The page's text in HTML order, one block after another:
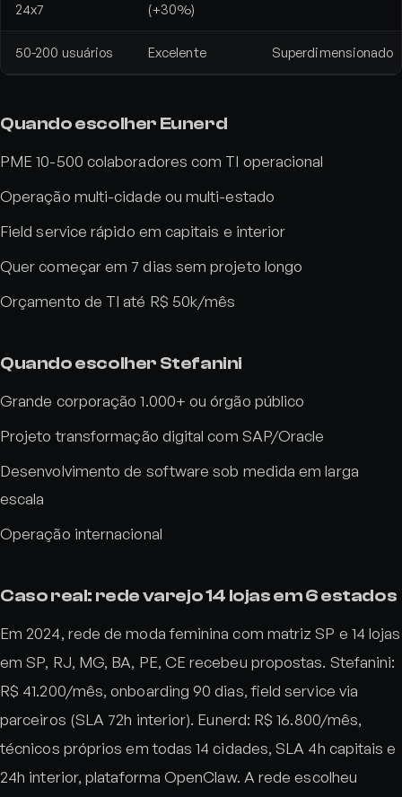
24x7
(+30%)
50-200 usuários Excelente Superdimensionado
Quando escolher Eunerd
PME 10-500 colaboradores com TI operacional
Operação multi-cidade ou multi-estado
Field service rápido em capitais e interior
Quer começar em 7 dias sem projeto longo
Orçamento de TI até R$ 50k/mês
Quando escolher Stefanini
Grande corporação 1.000+ ou órgão público
Projeto transformação digital com SAP/Oracle
Desenvolvimento de software sob medida em larga
escala
Operação internacional
Caso real: rede varejo 14 lojas em 6 estados
Em 2024, rede de moda feminina com matriz SP e 14 lojas
em SP, RJ, MG, BA, PE, CE recebeu propostas. Stefanini:
R$ 41.200/mês, onboarding 90 dias, field service via
parceiros (SLA 72h interior). Eunerd: R$ 16.800/mês,
técnicos próprios em todas 14 cidades, SLA 4h capitais e
24h interior, plataforma OpenClaw. A rede escolheu